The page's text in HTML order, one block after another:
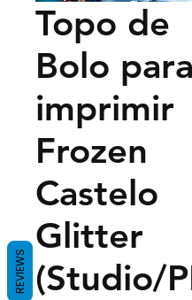
Topo de
Bolo para
imprimir
Frozen
Castelo
Glitter
(Studio/
REVIEWS